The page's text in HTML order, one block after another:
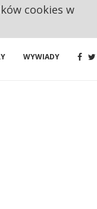
WYWIADY
cookies w